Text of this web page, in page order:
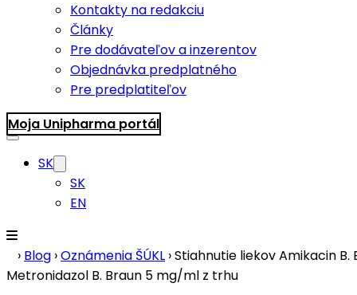
Kontakty na redakciu
Články
Pre dodávateľov a inzerentov
Objednávka predplatného
Pre predplatiteľov
Moja Unipharma portál
SK
SK
EN
› Blog ›Oznámenia ŠÚKL ›Stiahnutie liekov Amikacin
Metronidazol B. Braun 5 mg/ml z trhu